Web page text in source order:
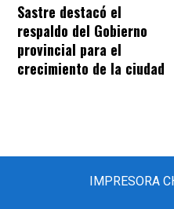
Sastre destacó el
respaldo del Gobierno
provincial para el
crecimiento de la ciudad
IMPRESORA